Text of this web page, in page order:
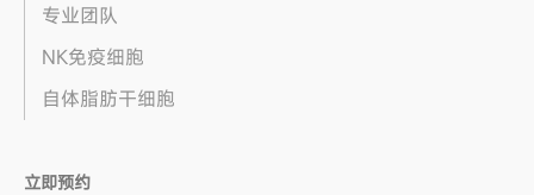
专业团队
NK免疫细胞
自体脂肪干细胞
立即预约